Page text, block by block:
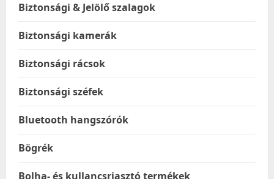
Biztonsági & Jelölő szalagok
Biztonsági kamerák
Biztonsági rácsok
Biztonsági széfek
Bluetooth hangszórók
Bögrék
Bolha- és kullancsriasztó termékek